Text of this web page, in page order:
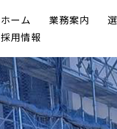
ホーム 業務案内
採用情報